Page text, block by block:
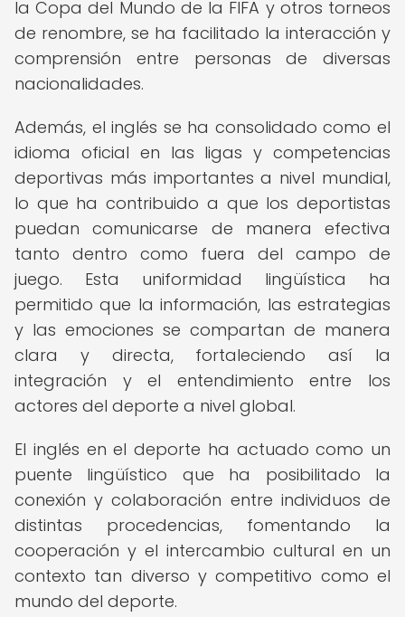
la Copa del Mundo de la FIFA y otros torneos
de renombre, se ha facilitado la interacción y
comprensión entre personas de diversas
nacionalidades.
Además, el inglés se ha consolidado como el
idioma oficial en las ligas y competencias
deportivas más importantes a nivel mundial,
lo que ha contribuido a que los deportistas
puedan comunicarse de manera efectiva
tanto dentro como fuera del campo de
juego. Esta uniformidad lingüística ha
permitido que la información, las estrategias
y las emociones se compartan de manera
clara y directa, fortaleciendo así la
integración y el entendimiento entre los
actores del deporte a nivel global.
El inglés en el deporte ha actuado como un
puente lingüístico que ha posibilitado la
conexión y colaboración entre individuos de
distintas procedencias, fomentando la
cooperación y el intercambio cultural en un
contexto tan diverso y competitivo como el
mundo del deporte.